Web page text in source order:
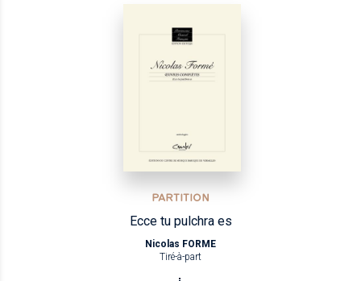
PARTITION
Ecce tu pulchra es
Nicolas FORME
Tiré-à-part